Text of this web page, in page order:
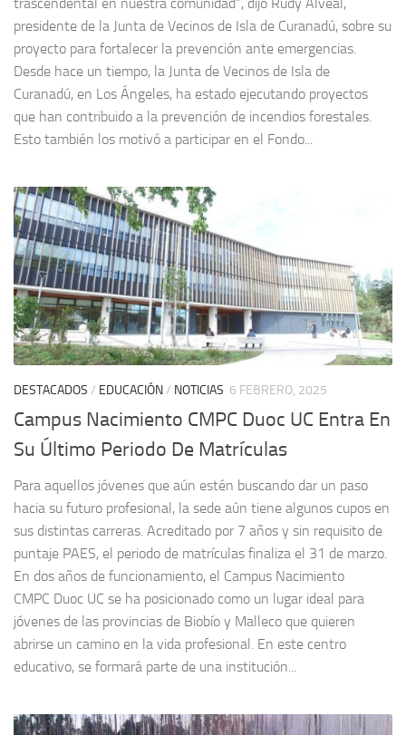
presidente de la Junta de Vecinos de Isla de Curanadú, sobre su
proyecto para fortalecer la prevención ante emergencias.
Desde hace un tiempo, la Junta de Vecinos de Isla de
Curanadú, en Los Ángeles, ha estado ejecutando proyectos
que han contribuido a la prevención de incendios forestales.
Esto también los motivó a participar en el Fondo...
DESTACADOS / EDUCACIÓN/ NOTICIAS 6 FEBRERO, 2025
Campus Nacimiento CMPC Duoc UC Entra En
Su Último Periodo De Matrículas
Para aquellos jóvenes que aún estén buscando dar un paso
hacia su futuro profesional, la sede aún tiene algunos cupos en
sus distintas carreras. Acreditado por 7 años y sin requisito de
puntaje PAES, el periodo de matrículas finaliza el 31 de marzo.
En dos años de funcionamiento, el Campus Nacimiento
CMPC Duoc UC se ha posicionado como un lugar ideal para
jóvenes de las provincias de Biobío y Malleco que quieren
abrirse un camino en la vida profesional. En este centro
educativo, se formará parte de una institución...